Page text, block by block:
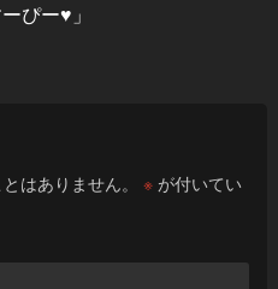
ぴー♥️」
はありません。 ※が付いてい